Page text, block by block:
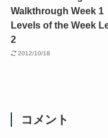
Walkthrough Week 1
Levels of the Week
2
2012/10/18
コメント